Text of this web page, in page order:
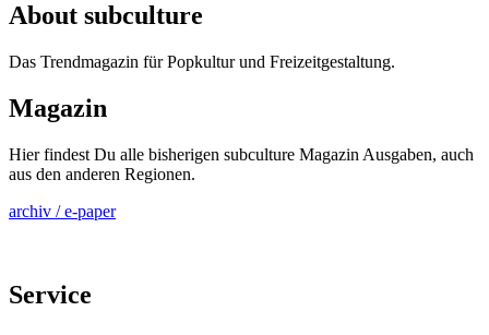
About subculture
Das Trendmagazin für Popkultur und Freizeitgestaltung.
Magazin
Hier findest Du alle bisherigen subculture Magazin Ausgaben, auch
aus den anderen Regionen.
archiv / e-paper
Service